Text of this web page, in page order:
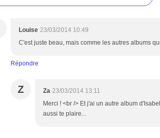
Louise 23/03/2014 10:49
C'est juste beau, mais comme les autres albums
Répondre
Z Za 23/03/2014 13:11
Merci ! <br /> Et j'ai un autre album
aussi te plaire...